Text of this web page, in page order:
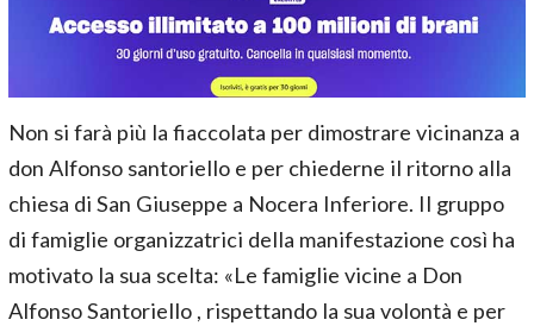
Non si farà più la fiaccolata per dimostrare vicinanza a
don Alfonso santoriello e per chiederne il ritorno alla
chiesa di San Giuseppe a Nocera Inferiore. Il gruppo
di famiglie organizzatrici della manifestazione così ha
motivato la sua scelta: «Le famiglie vicine a Don
Alfonso Santoriello , rispettando la sua volontà e per